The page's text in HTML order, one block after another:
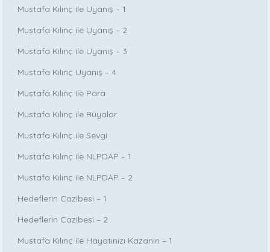
Mustafa Kılınç ile Uyanış – 1
Mustafa Kılınç ile Uyanış – 2
Mustafa Kılınç ile Uyanış – 3
Mustafa Kılınç Uyanış – 4
Mustafa Kılınç ile Para
Mustafa Kılınç ile Rüyalar
Mustafa Kılınç ile Sevgi
Mustafa Kılınç ile NLPDAP – 1
Mustafa Kılınç ile NLPDAP – 2
Hedeflerin Cazibesi – 1
Hedeflerin Cazibesi – 2
Mustafa Kılınç ile Hayatınızı Kazanın – 1